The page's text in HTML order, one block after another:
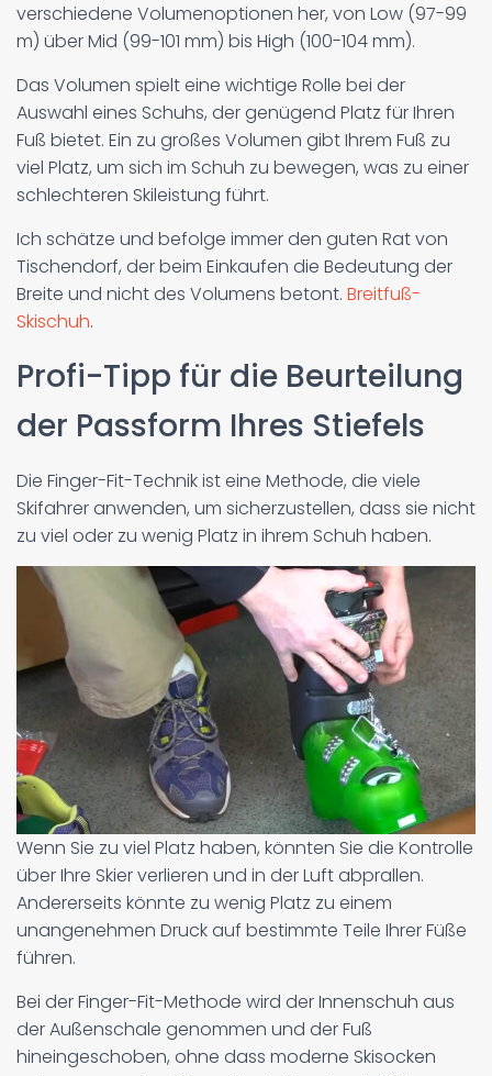
verschiedene Volumenoptionen her, von Low (97-99
m) über Mid (99-101 mm) bis High (100-104 mm).
Das Volumen spielt eine wichtige Rolle bei der
Auswahl eines Schuhs, der genügend Platz für Ihren
Fuß bietet. Ein zu großes Volumen gibt Ihrem Fuß zu
viel Platz, um sich im Schuh zu bewegen, was zu einer
schlechteren Skileistung führt.
Ich schätze und befolge immer den guten Rat von
Tischendorf, der beim Einkaufen die Bedeutung der
Breite und nicht des Volumens betont. Breitfuß-
Skischuh.
Profi-Tipp für die Beurteilung
der Passform Ihres Stiefels
Die Finger-Fit-Technik ist eine Methode, die viele
Skifahrer anwenden, um sicherzustellen, dass sie nicht
zu viel oder zu wenig Platz in ihrem Schuh haben.
Wenn Sie zu viel Platz haben, könnten Sie die Kontrolle
über Ihre Skier verlieren und in der Luft abprallen.
Andererseits könnte zu wenig Platz zu einem
unangenehmen Druck auf bestimmte Teile Ihrer Füße
führen.
Bei der Finger-Fit-Methode wird der Innenschuh aus
der Außenschale genommen und der Fuß
hineingeschoben, ohne dass moderne Skisocken